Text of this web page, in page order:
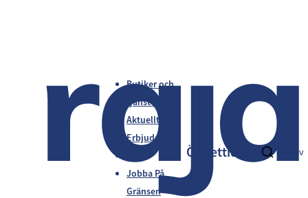
Butiker och
tjänster
Aktuellt
Erbjudanden
Jobba På
Gränsen
sv
Öppettider